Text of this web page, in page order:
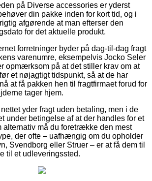
på Diverse accessories er yderst
din pakke inden for kort tid, og i
afgørende at man efterser den
for det aktuelle produkt.
forretninger byder på dag-til-dag fragt
varenumre, eksempelvis Jocko Seler
opmærksom på at det stiller krav om at
et nøjagtigt tidspunkt, så at de har
at få pakken hen til fragtfirmaet forud for
tager hjem.
yder fragt uden betaling, men i de
under betingelse af at der handles for et
alternativ må du foretrække den mest
der ofte – uafhængig om du opholder
Svendborg eller Struer – er at få dem til
til et udleveringssted.